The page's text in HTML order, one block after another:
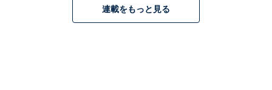
連載をもっと見る